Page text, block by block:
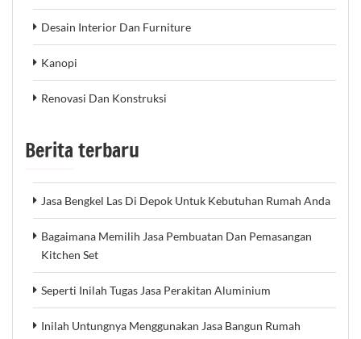
Desain Interior Dan Furniture
Kanopi
Renovasi Dan Konstruksi
Berita terbaru
Jasa Bengkel Las Di Depok Untuk Kebutuhan Rumah Anda
Bagaimana Memilih Jasa Pembuatan Dan Pemasangan
Kitchen Set
Seperti Inilah Tugas Jasa Perakitan Aluminium
Inilah Untungnya Menggunakan Jasa Bangun Rumah